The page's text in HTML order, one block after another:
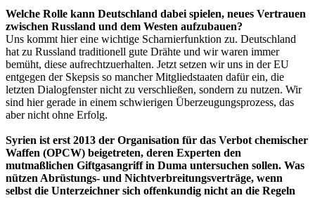
Welche Rolle kann Deutschland dabei spielen, neues Vertrauen
zwischen Russland und dem Westen aufzubauen?
Uns kommt hier eine wichtige Scharnierfunktion zu. Deutschland
hat zu Russland traditionell gute Drähte und wir waren immer
bemüht, diese aufrechtzuerhalten. Jetzt setzen wir uns in der EU
entgegen der Skepsis so mancher Mitgliedstaaten dafür ein, die
letzten Dialogfenster nicht zu verschließen, sondern zu nutzen. Wir
sind hier gerade in einem schwierigen Überzeugungsprozess, das
aber nicht ohne Erfolg.
Syrien ist erst 2013 der Organisation für das Verbot chemischer
Waffen (OPCW) beigetreten, deren Experten den
mutmaßlichen Giftgasangriff in Duma untersuchen sollen. Was
nützen Abrüstungs- und Nichtverbreitungsverträge, wenn
selbst die Unterzeichner sich offenkundig nicht an die Regeln